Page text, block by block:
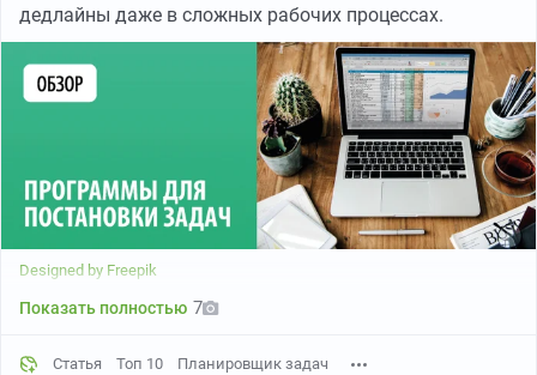
И через 45 минут тебе приходит уведомление прям в
Телеграм! И всё! Просто, быстро, удобно и главное
никаких лишних настроек. Так у меня родилась идея
приложение в Телеграмс персональным
помощником, которому можно ставить любые задачи,
как голосом, так и текстом, а он следит за временем и
напоминает в нужный момент.
дедлайны даже в сложных рабочих процессах.
Designed by Freepik
Показать полностью 7
Статья Топ 10 Планировщик задач